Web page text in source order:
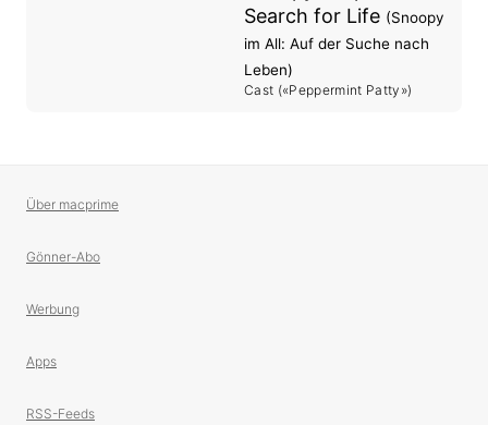
Search for Life (Snoopy
im All: Auf der Suche nach
Leben)
Cast («Peppermint Patty»)
Über macprime
Gönner-Abo
Werbung
Apps
RSS-Feeds